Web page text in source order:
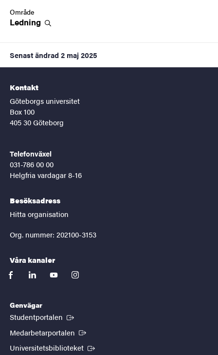
Område
Ledning
Senast ändrad 2 maj 2025
Kontakt
Göteborgs universitet
Box 100
405 30 Göteborg
Telefonväxel
031-786 00 00
Helgfria vardagar 8-16
Besöksadress
Hitta organisation
Org. nummer: 202100-3153
Våra kanaler
facebooklinkedinyoutubeinstagram
Genvägar
Studentportalen (Extern länk)
Medarbetarportalen (Extern länk)
Universitetsbiblioteket (Extern länk)